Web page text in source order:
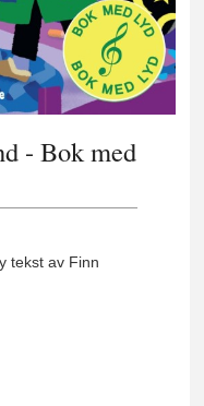
- Bok med
tekst av Finn